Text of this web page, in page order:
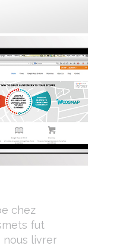
chez
fut
nous livrer